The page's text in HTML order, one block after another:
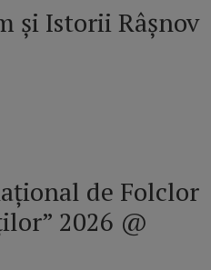
şi Istorii Râşnov
de Folclor
2026 @